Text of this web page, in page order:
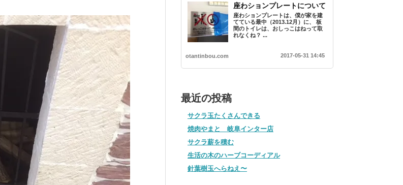
座わションプレートについて
座わションプレートは、僕が家を建
てている最中（2013.12月）に、 板
間のトイレは、おしっこはねって取
れなくね？ ...
otantinbou.com 2017-05-31 14:45
最近の投稿
サクラ玉たくさんできる
焼肉やまと 岐阜インター店
サクラ薪を積む
生活の木のハーブコーディアル
針葉樹玉へらねえ〜